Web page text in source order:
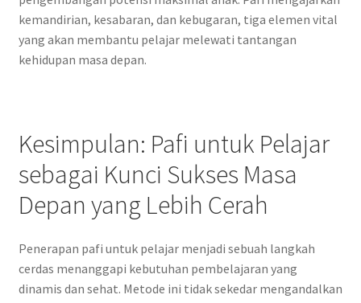
kemandirian, kesabaran, dan kebugaran, tiga elemen vital
yang akan membantu pelajar melewati tantangan
kehidupan masa depan.
Kesimpulan: Pafi untuk Pelajar
sebagai Kunci Sukses Masa
Depan yang Lebih Cerah
Penerapan pafi untuk pelajar menjadi sebuah langkah
cerdas menanggapi kebutuhan pembelajaran yang
dinamis dan sehat. Metode ini tidak sekedar mengandalkan